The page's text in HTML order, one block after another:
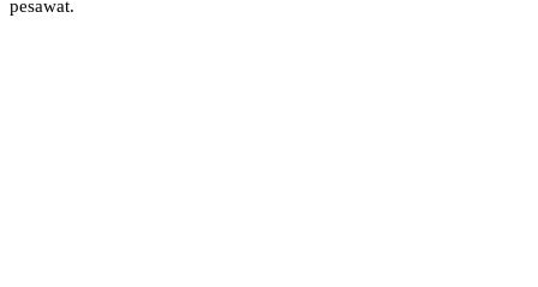
pesawat.